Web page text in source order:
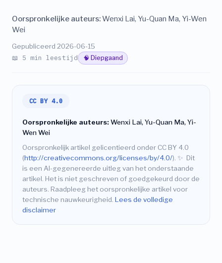
Oorspronkelijke auteurs:Wenxi Lai, Yu-Quan Ma, Yi-Wen
Wei
Gepubliceerd 2026-06-15
📖 5 min leestijd 🧠 Diepgaand
CC BY 4.0
Oorspronkelijke auteurs:Wenxi Lai, Yu-Quan Ma, Yi-
Wen Wei
Oorspronkelijk artikel gelicentieerd onder CC BY 4.0
(http://creativecommons.org/licenses/by/4.0/). ✨ Dit
is een AI-gegenereerde uitleg van het onderstaande
artikel. Het is niet geschreven of goedgekeurd door de
auteurs. Raadpleeg het oorspronkelijke artikel voor
technische nauwkeurigheid. Lees de volledige
disclaimer